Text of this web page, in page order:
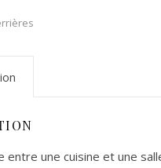
entre une cuisine et une